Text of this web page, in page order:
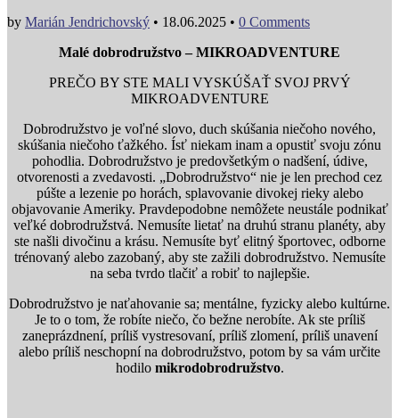
by Marián Jendrichovský • 18.06.2025 • 0 Comments
Malé dobrodružstvo – MIKROADVENTURE
PREČO BY STE MALI VYSKÚŠAŤ SVOJ PRVÝ
MIKROADVENTURE
Dobrodružstvo je voľné slovo, duch skúšania niečoho nového,
skúšania niečoho ťažkého. Ísť niekam inam a opustiť svoju zónu
pohodlia. Dobrodružstvo je predovšetkým o nadšení, údive,
otvorenosti a zvedavosti. „Dobrodružstvo“ nie je len prechod cez
púšte a lezenie po horách, splavovanie divokej rieky alebo
objavovanie Ameriky. Pravdepodobne nemôžete neustále podnikať
veľké dobrodružstvá. Nemusíte lietať na druhú stranu planéty, aby
ste našli divočinu a krásu. Nemusíte byť elitný športovec, odborne
trénovaný alebo zazobaný, aby ste zažili dobrodružstvo. Nemusíte
na seba tvrdo tlačiť a robiť to najlepšie.
Dobrodružstvo je naťahovanie sa; mentálne, fyzicky alebo kultúrne.
Je to o tom, že robíte niečo, čo bežne nerobíte. Ak ste príliš
zaneprázdnení, príliš vystresovaní, príliš zlomení, príliš unavení
alebo príliš neschopní na dobrodružstvo, potom by sa vám určite
hodilo mikrodobrodružstvo.